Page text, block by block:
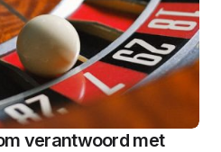
verantwoord met